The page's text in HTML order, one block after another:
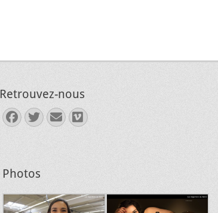
Retrouvez-nous
Facebook
Twitter
E-
mail
Vimeo
Photos